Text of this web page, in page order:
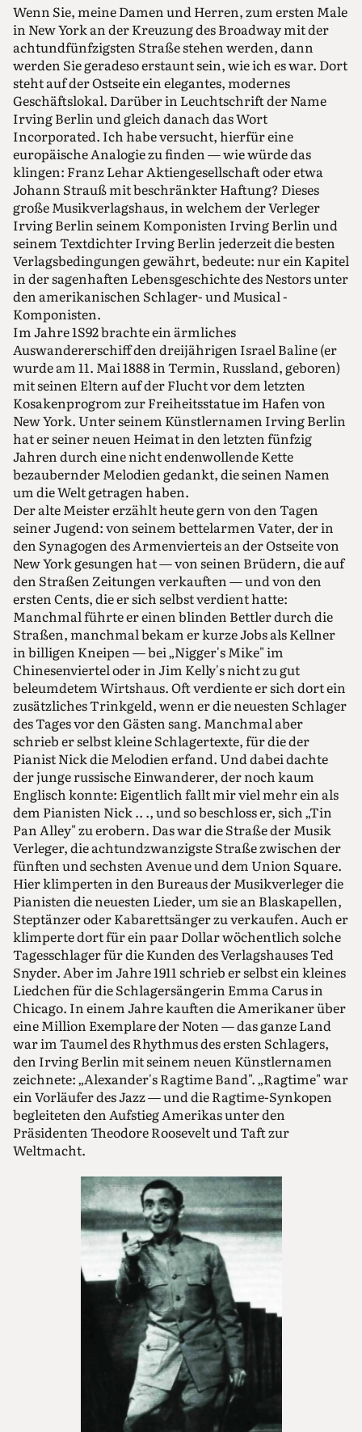
Wenn Sie, meine Damen und Herren, zum ersten Male
in New York an der Kreuzung des Broadway mit der
achtundfünfzigsten Straße stehen werden, dann
werden Sie geradeso erstaunt sein, wie ich es war. Dort
steht auf der Ostseite ein elegantes, modernes
Geschäftslokal. Darüber in Leuchtschrift der Name
Irving Berlin und gleich danach das Wort
Incorporated. Ich habe versucht, hierfür eine
europäische Analogie zu finden — wie würde das
klingen: Franz Lehar Aktiengesellschaft oder etwa
Johann Strauß mit beschränkter Haftung? Dieses
große Musikverlagshaus, in welchem der Verleger
Irving Berlin seinem Komponisten Irving Berlin und
seinem Textdichter Irving Berlin jederzeit die besten
Verlagsbedingungen gewährt, bedeute: nur ein Kapitel
in der sagenhaften Lebensgeschichte des Nestors unter
den amerikanischen Schlager- und Musical -
Komponisten.
Im Jahre 1S92 brachte ein ärmliches
Auswandererschiff den dreijährigen Israel Baline (er
wurde am 11. Mai 1888 in Termin, Russland, geboren)
mit seinen Eltern auf der Flucht vor dem letzten
Kosakenprogrom zur Freiheitsstatue im Hafen von
New York. Unter seinem Künstlernamen Irving Berlin
hat er seiner neuen Heimat in den letzten fünfzig
Jahren durch eine nicht endenwollende Kette
bezaubernder Melodien gedankt, die seinen Namen
um die Welt getragen haben.
Der alte Meister erzählt heute gern von den Tagen
seiner Jugend: von seinem bettelarmen Vater, der in
den Synagogen des Armenvierteis an der Ostseite von
New York gesungen hat — von seinen Brüdern, die auf
den Straßen Zeitungen verkauften — und von den
ersten Cents, die er sich selbst verdient hatte:
Manchmal führte er einen blinden Bettler durch die
Straßen, manchmal bekam er kurze Jobs als Kellner
in billigen Kneipen — bei „Nigger's Mike" im
Chinesenviertel oder in Jim Kelly's nicht zu gut
beleumdetem Wirtshaus. Oft verdiente er sich dort ein
zusätzliches Trinkgeld, wenn er die neuesten Schlager
des Tages vor den Gästen sang. Manchmal aber
schrieb er selbst kleine Schlagertexte, für die der
Pianist Nick die Melodien erfand. Und dabei dachte
der junge russische Einwanderer, der noch kaum
Englisch konnte: Eigentlich fallt mir viel mehr ein als
dem Pianisten Nick .. ., und so beschloss er, sich „Tin
Pan Alley" zu erobern. Das war die Straße der Musik
Verleger, die achtundzwanzigste Straße zwischen der
fünften und sechsten Avenue und dem Union Square.
Hier klimperten in den Bureaus der Musikverleger die
Pianisten die neuesten Lieder, um sie an Blaskapellen,
Steptänzer oder Kabarettsänger zu verkaufen. Auch er
klimperte dort für ein paar Dollar wöchentlich solche
Tagesschlager für die Kunden des Verlagshauses Ted
Snyder. Aber im Jahre 1911 schrieb er selbst ein kleines
Liedchen für die Schlagersängerin Emma Carus in
Chicago. In einem Jahre kauften die Amerikaner über
eine Million Exemplare der Noten — das ganze Land
war im Taumel des Rhythmus des ersten Schlagers,
den Irving Berlin mit seinem neuen Künstlernamen
zeichnete: „Alexander's Ragtime Band". „Ragtime" war
ein Vorläufer des Jazz — und die Ragtime-Synkopen
begleiteten den Aufstieg Amerikas unter den
Präsidenten Theodore Roosevelt und Taft zur
Weltmacht.